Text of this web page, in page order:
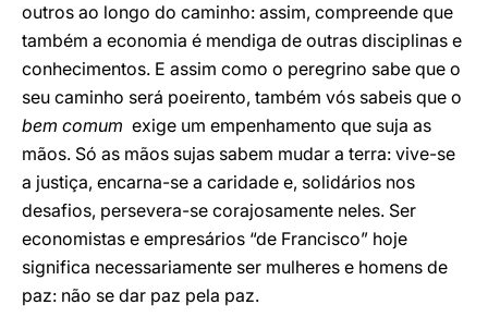
outros ao longo do caminho: assim, compreende que
também a economia é mendiga de outras disciplinas e
conhecimentos. E assim como o peregrino sabe que o
seu caminho será poeirento, também vós sabeis que o
bem comum exige um empenhamento que suja as
mãos. Só as mãos sujas sabem mudar a terra: vive-se
a justiça, encarna-se a caridade e, solidários nos
desafios, persevera-se corajosamente neles. Ser
economistas e empresários “de Francisco” hoje
significa necessariamente ser mulheres e homens de
paz: não se dar paz pela paz.